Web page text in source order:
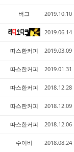
버그 2019.10.10
2019.06.14
따스한커피 2019.03.09
따스한커피 2019.01.31
따스한커피 2018.12.28
따스한커피 2018.12.09
따스한커피 2018.12.06
수이비 2018.08.24